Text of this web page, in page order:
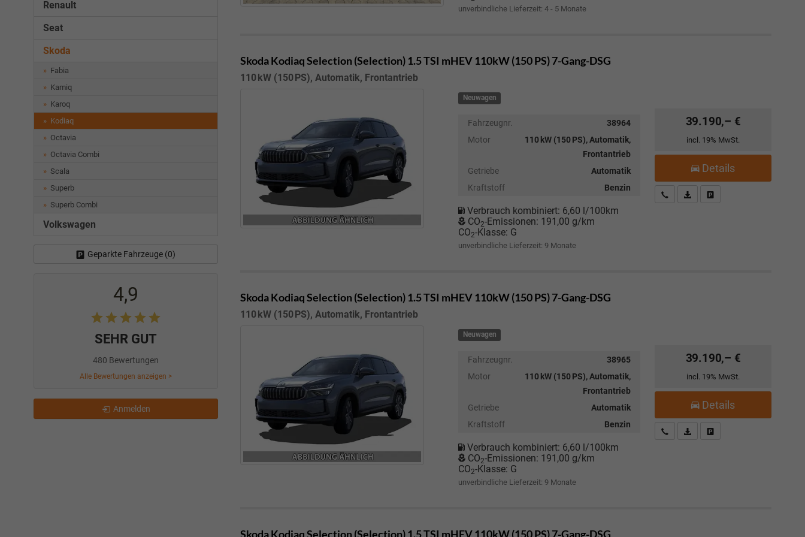
unverbindliche Lieferzeit: 4 - 5 Monate
Skoda KodiaqSelection (Selection) 1.5 TSI mHEV 110kW (150 PS) 7-Gang-DSG
110 kW (150 PS), Automatik, Frontantrieb
Neuwagen
Fahrzeugnr.
38964
Motor
110 kW (150 PS), Automatik,
Frontantrieb
Getriebe
Automatik
Kraftstoff
Benzin
Verbrauch kombiniert: 6,60 l/100km
CO2-Emissionen: 191,00 g/km
CO2-Klasse: G
unverbindliche Lieferzeit: 9 Monate
39.190,– €
incl. 19% MwSt.
Details
Kostenloser Rückruf-Service
PDF-Datei, Fahrzeugexposé
Skoda KodiaqSelection (Selection) 1.5 TSI mHEV 110kW (150 PS) 7-Gang-DSG
110 kW (150 PS), Automatik, Frontantrieb
Neuwagen
Fahrzeugnr.
38965
Motor
110 kW (150 PS), Automatik,
Frontantrieb
Getriebe
Automatik
Kraftstoff
Benzin
Verbrauch kombiniert: 6,60 l/100km
CO2-Emissionen: 191,00 g/km
CO2-Klasse: G
unverbindliche Lieferzeit: 9 Monate
39.190,– €
incl. 19% MwSt.
Details
Kostenloser Rückruf-Service
PDF-Datei, Fahrzeugexposé
Skoda Kodiaq Selection (Selection) 1.5 TSI mHEV 110kW (150 PS) 7-Gang-DSG
Renault
Seat
Skoda
Fabia
Kamiq
Karoq
Kodiaq
Octavia
Octavia Combi
Scala
Superb
Superb Combi
Volkswagen
Geparkte Fahrzeuge (0)
4,9
SEHR GUT
480 Bewertungen
Alle Bewertungen anzeigen >
Anmelden